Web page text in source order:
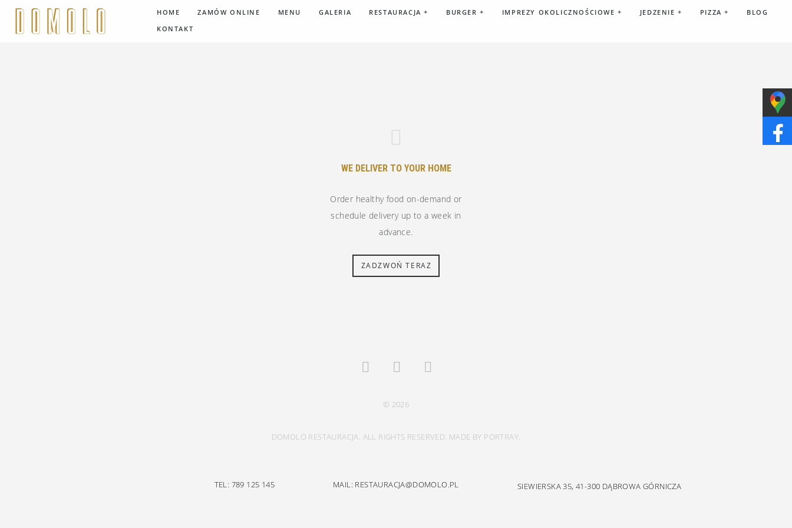
HOME ZAMÓW ONLINE MENU GALERIA RESTAURACJA + BURGER + IMPREZY OKOLICZNOŚCIOWE + JEDZENIE + PIZZA +
BLOG
KONTAKT
WE DELIVER TO YOUR HOME
Order healthy food on-demand or
schedule delivery up to a week in
advance.
ZADZWOŃ TERAZ
© 2026
DOMOLO RESTAURACJA. ALL RIGHTS RESERVED. MADE BY PORTRAY.
TEL: 789 125 145 MAIL: RESTAURACJA@DOMOLO.PL SIEWIERSKA 35, 41-300 DĄBROWA GÓRNICZA